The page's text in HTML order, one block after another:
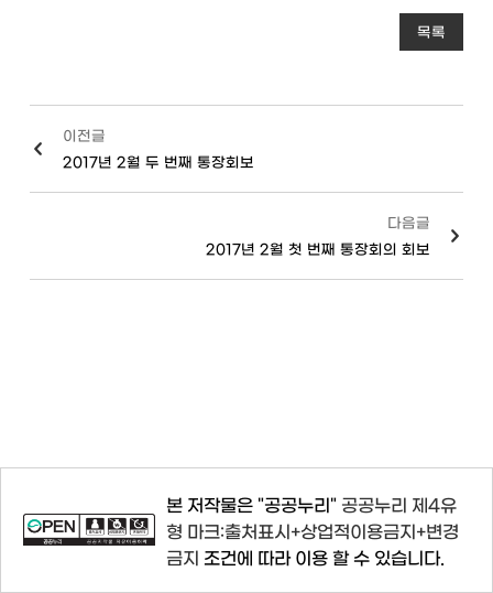
목록
이전글
2017년 2월 두 번째 통장회보
다음글
2017년 2월 첫 번째 통장회의 회보
본 저작물은 "공공누리" 공공누리 제4유
형 마크:출처표시+상업적이용금지+변경
금지 조건에 따라 이용 할 수 있습니다.